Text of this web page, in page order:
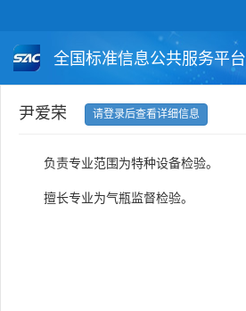
全国标准信息公共服务平台
国家标准 行业标准
国外标准 技术委员会
尹爱荣 请登录后查看详细信息
负责专业范围为特种设备检验。
擅长专业为气瓶监督检验。